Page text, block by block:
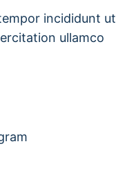
incididunt ut
ullamco